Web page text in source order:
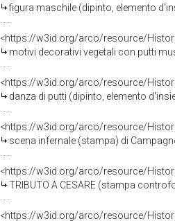
figura maschile (dipinto, elemento
<https://w3id.org/arco/resource/
motivi decorativi vegetali con putti
<https://w3id.org/arco/resource/
danza di putti (dipinto, elemento
<https://w3id.org/arco/resource/
scena infernale (stampa) di
<https://w3id.org/arco/resource/
TRIBUTO A CESARE (stampa
<https://w3id.org/arco/resource/